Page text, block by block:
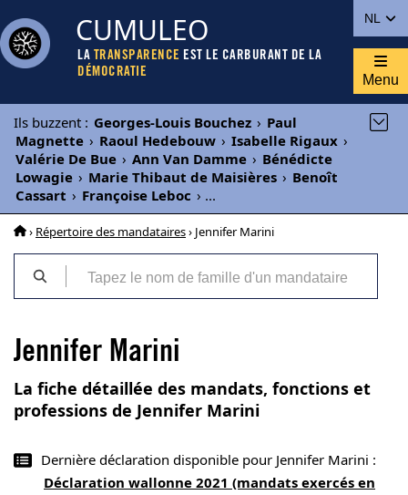
NL
CUMULEO
LA TRANSPARENCE EST LE CARBURANT DE LA
DÉMOCRATIE
Menu
Ils buzzent : Georges-Louis Bouchez › Paul
Magnette › Raoul Hedebouw › Isabelle Rigaux ›
Valérie De Bue › Ann Van Damme › Bénédicte
Lowagie › Marie Thibaut de Maisières › Benoît
Cassart › Françoise Leboc › ...
› Répertoire des mandataires› Jennifer Marini
Jennifer Marini
La fiche détaillée des mandats, fonctions et
professions de Jennifer Marini
Dernière déclaration disponible pour Jennifer Marini :
Déclaration wallonne 2021 (mandats exercés en